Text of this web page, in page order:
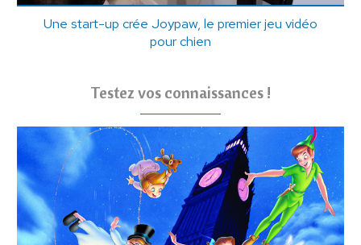
Une start-up crée Joypaw, le premier jeu vidéo
pour chien
Testez vos connaissances !